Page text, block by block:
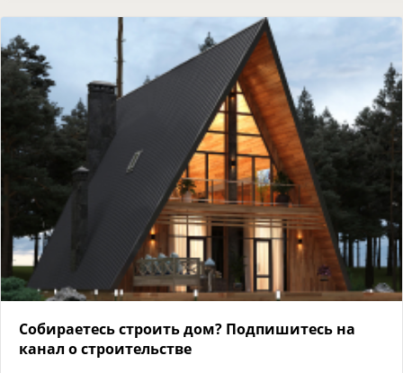
Собираетесь строить дом? Подпишитесь на
канал о строительстве